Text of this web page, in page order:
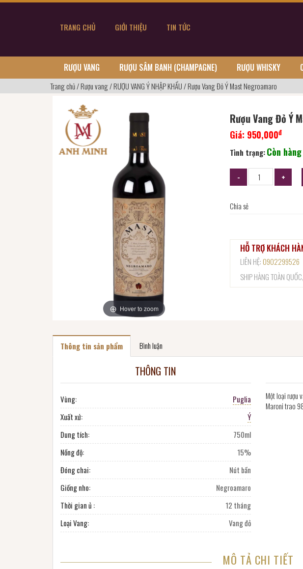
TRANG CHỦ GIỚI THIỆU TIN TỨC
RƯỢU VANG RƯỢU SÂM BANH (CHAMPAGNE) RƯỢU WHISKY
Trang chủ/Rượu vang/RƯỢU VANG Ý NHẬP KHẨU/Rượu Vang Đỏ Ý Mast Negroamaro
Hover to zoom
Rượu Vang Đỏ Ý
Giá: 950,000đ
Tình trạng:Còn hàng
Chia sẻ
HỖ TRỢ KHÁCH
LIÊN HỆ:0902299526
SHIP HÀNG TOÀN
Thông tin sản phẩm Bình luận
THÔNG TIN
Vùng:
Puglia
Xuất xứ:
Ý
Dung tích:
750ml
Nồng độ:
15%
Đóng chai:
Nút bần
Giống nho:
Negroamaro
Thời gian ủ :
12 tháng
Loại Vang:
Vang đỏ
Một loại rượu
Maroni trao
MÔ TẢ CHI TIẾT